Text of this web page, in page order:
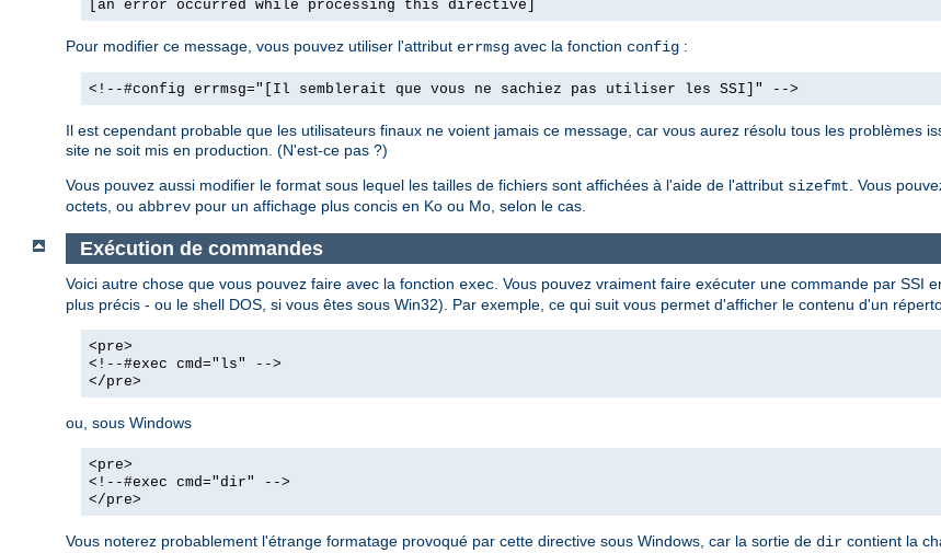
[an error occurred while processing this directive]
Pour modifier ce message, vous pouvez utiliser l'attribut errmsg avec la fonction config :
<!--#config errmsg="[Il semblerait que vous ne sachiez pas utiliser les SSI]" -->
Il est cependant probable que les utilisateurs finaux ne voient jamais ce message, car vous aurez résolu tous les problèmes
site ne soit mis en production. (N'est-ce pas ?)
Vous pouvez aussi modifier le format sous lequel les tailles de fichiers sont affichées à l'aide de l'attribut sizefmt . Vous
octets, ou abbrev pour un affichage plus concis en Ko ou Mo, selon le cas.
Exécution de commandes
Voici autre chose que vous pouvez faire avec la fonction exec . Vous pouvez vraiment faire exécuter une commande par SSI
plus précis - ou le shell DOS, si vous êtes sous Win32). Par exemple, ce qui suit vous permet d'afficher le contenu d'un
<pre>
<!--#exec cmd="ls" -->
</pre>
ou, sous Windows
<pre>
<!--#exec cmd="dir" -->
</pre>
Vous noterez probablement l'étrange formatage provoqué par cette directive sous Windows, car la sortie de dir contient la